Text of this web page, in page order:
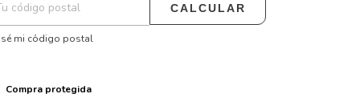
CALCULAR
mi código postal
Compra protegida